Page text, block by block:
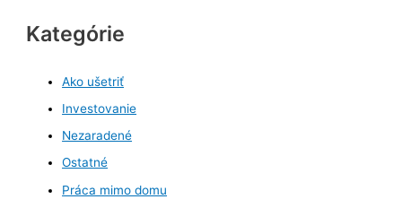
Kategórie
Ako ušetriť
Investovanie
Nezaradené
Ostatné
Práca mimo domu